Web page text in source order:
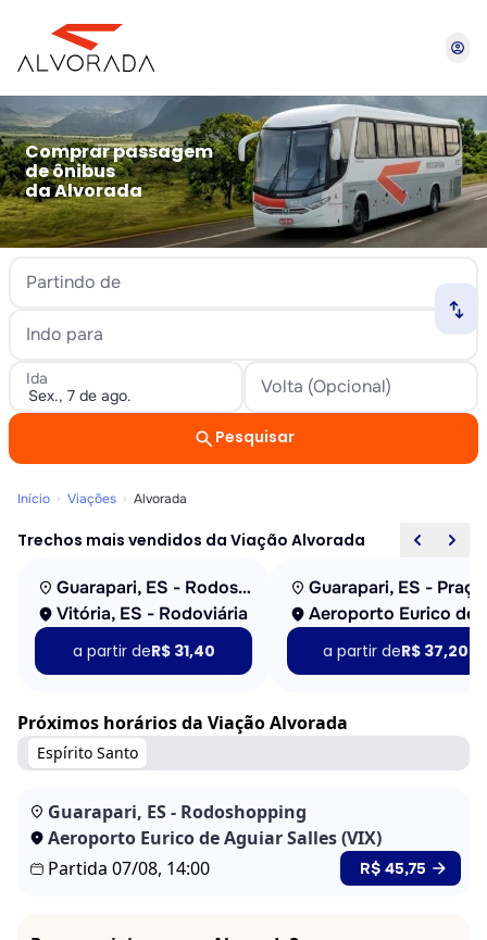
account_circle
Comprar passagem
de ônibus
da Alvorada
Partindo de
Indo para
swap_horiz
Ida Volta (Opcional)
search Pesquisar
Início Viações Alvorada
Trechos mais vendidos da Viação Alvorada
Guarapari, ES - Rodoshopping
Vitória, ES - Rodoviária
a partir deR$ 31,40 a partir deR$ 37,20
Próximos horários da Viação Alvorada
Espírito Santo
Guarapari, ES - Rodoshopping
Aeroporto Eurico de Aguiar Salles (VIX)
Partida 07/08, 14:00
R$ 45,75